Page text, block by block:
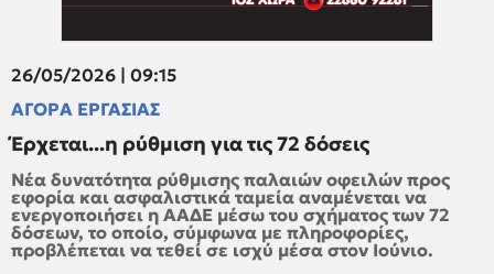
26/05/2026 | 09:15
ΑΓΟΡΑ ΕΡΓΑΣΙΑΣ
Έρχεται...η ρύθμιση για τις 72 δόσεις
Νέα δυνατότητα ρύθμισης παλαιών οφειλών προς
εφορία και ασφαλιστικά ταμεία αναμένεται να
ενεργοποιήσει η ΑΑΔΕ μέσω του σχήματος των 72
δόσεων, το οποίο, σύμφωνα με πληροφορίες,
προβλέπεται να τεθεί σε ισχύ μέσα στον Ιούνιο.